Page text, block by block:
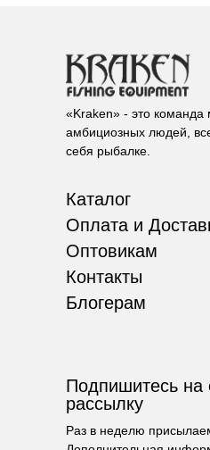
«Kraken» - это команда
амбициозных людей,
себя рыбалке.
Подпишитесь на
рассылку
Раз в неделю
Оплата и
Оптовикам
Каталог
Контакты
Блогерам